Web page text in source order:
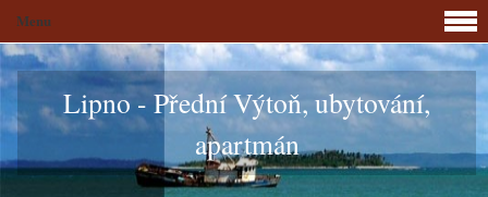
Lipno - Přední Výtoň, ubytování,
apartmán
Menu